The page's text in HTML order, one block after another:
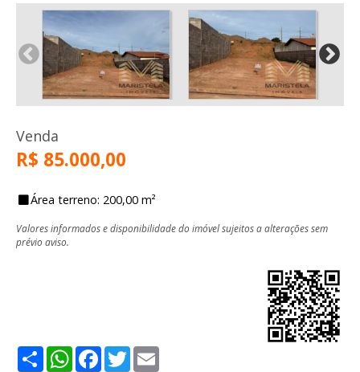
Venda
R$ 85.000,00
Área terreno: 200,00 m²
Valores informados e disponibilidade do imóvel sujeitos a alterações sem
prévio aviso.
ShareWhatsApp
Facebook
Twitter